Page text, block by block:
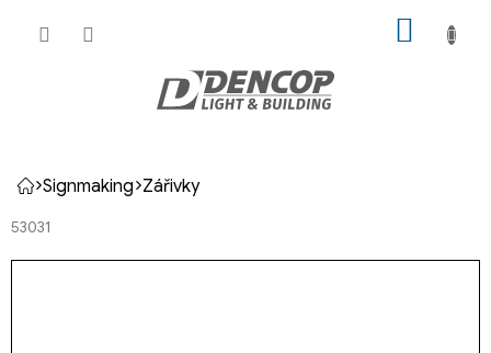
Domů
Signmaking Zářivky
53031